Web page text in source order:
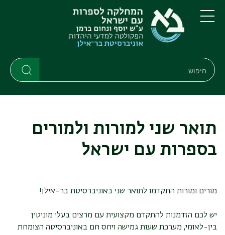
דילוג
לתוכן
העיקרי
דילוג
לתפריט
ניווט
ראשי
תפריט
חיפוש
חיפוש
תואר שני למורות ולמורים
בספרות עם ישראל
מורים ומורות התקדמו לתואר שני באוניברסיטת בר-אילן!
יש לכם הזדמנות להתקדם מקצועית עם מרצים בעלי מוניטין
בין-לאומי, מערכת שעות גמישה ויחס חם באוניברסיטה הצומחת